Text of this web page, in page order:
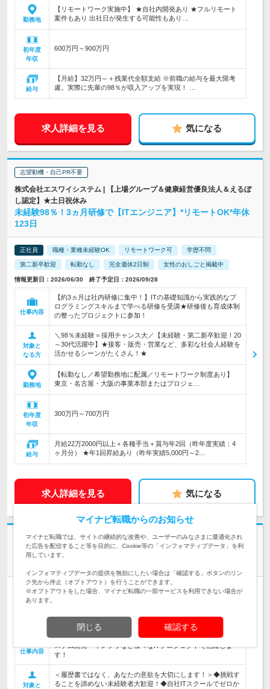
勤務地
【リモートワーク実施中】 ★自社内開発あり ★フルリモート
案件もあり 出社日が発生する可能性もあり…
初年度
年収
600万円～900万円
給与
【月給】32万円～＋残業代全額支給 ※前職の給与を最大限考
慮。実際に先輩の98％が収入アップを実現！ …
求人詳細を見る 気になる
志望動機・自己PR不要
株式会社エスワイシステム | 【上場グループ＆健康経営優良法人＆えるぼ
し認定】★土日祝休み
未経験98％！3ヵ月研修で【ITエンジニア】*リモートOK*年休
123日
正社員 職種・業種未経験OK リモートワーク可 学歴不問
第二新卒歓迎 転勤なし 完全週休2日制 女性のおしごと掲載中
情報更新日：2026/06/30 終了予定日：2026/09/28
仕事内容
【約3ヵ月は社内研修に集中！】ITの基礎知識から実践的なプ
ログラミングスキルまで学べる研修を受講★研修後も育成体制
の整ったプロジェクトに参加！
対象と
なる方
＼98％未経験＝採用チャンス大／【未経験・第二新卒歓迎！20
～30代活躍中】★接客・販売・営業など、多彩な社会人経験を
活かせるシーンがたくさん！★
勤務地
【転勤なし／希望勤務地に配属／リモートワーク制度あり】
東京・名古屋・大阪の事業本部またはプロジェ…
初年度
年収
300万円～700万円
給与
月給22万2000円以上＋各種手当＋賞与年2回（昨年度実績：4
ヶ月分） ★年1回昇給あり（昨年実績5,000円～2…
求人詳細を見る 気になる
株式会社ネオアクト | #土日祝休み #年休128日 #残業月10h #賞与年2回 #
リモートあり
正社員 職種・業種未経験OK リモートワーク可 学歴不問
第二新卒歓迎
情報更新日：2026/07/31 終了予定日：2026/10/01
仕事内容
＜自信とスキルが身に付くIT研修あり＞◆アプリ開発・Webシ
ステム開発・インフラなど様々なITプロジェクトで活躍しま
す！
対象と
＜履歴書ではなく、あなたの意欲を大切にします！＞◆挑戦す
ることを諦めない未経験者大歓迎！◆自社ITスクールでゼロか
マイナビ転職からのお知らせ
マイナビ転職では、サイトの継続的な改善や、ユーザーのみなさまに最適化され
た広告を配信すること等を目的に、Cookie等の「インフォマティブデータ」を利
用しています。
インフォマティブデータの提供を無効にしたい場合は「確認する」ボタンのリン
ク先から停止（オプトアウト）を行うことができます。
※オプトアウトをした場合、マイナビ転職の一部サービスを利用できない場合が
あります。
閉じる 確認する